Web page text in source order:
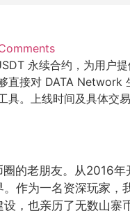
永续合约，为用户
直接对 DATA Network
。上线时间及具体交
的老朋友。从2016年
作为一名资深玩家，
，也亲历了无数山寨